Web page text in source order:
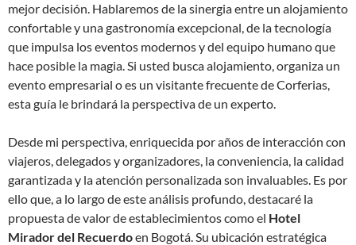
mejor decisión. Hablaremos de la sinergia entre un alojamiento
confortable y una gastronomía excepcional, de la tecnología
que impulsa los eventos modernos y del equipo humano que
hace posible la magia. Si usted busca alojamiento, organiza un
evento empresarial o es un visitante frecuente de Corferias,
esta guía le brindará la perspectiva de un experto.
Desde mi perspectiva, enriquecida por años de interacción con
viajeros, delegados y organizadores, la conveniencia, la calidad
garantizada y la atención personalizada son invaluables. Es por
ello que, a lo largo de este análisis profundo, destacaré la
propuesta de valor de establecimientos como el Hotel
Mirador del Recuerdoen Bogotá. Su ubicación estratégica